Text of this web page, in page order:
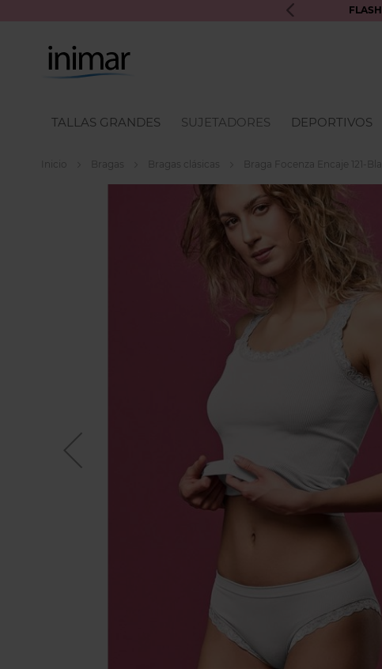
TALLAS GRANDES SUJETADORES DEPORTIVOS
Inicio Bragas Bragas clásicas Braga Focenza Encaje 121-